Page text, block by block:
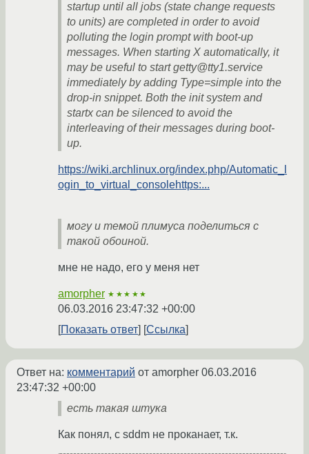
startup until all jobs (state change requests
to units) are completed in order to avoid
polluting the login prompt with boot-up
messages. When starting X automatically, it
may be useful to start getty@tty1.service
immediately by adding Type=simple into the
drop-in snippet. Both the init system and
startx can be silenced to avoid the
interleaving of their messages during boot-
up.
https://wiki.archlinux.org/index.php/Automatic_l
ogin_to_virtual_consolehttps:...
могу и темой плимуса поделиться с
такой обоиной.
мне не надо, его у меня нет
amorpher ★★★★★
06.03.2016 23:47:32 +00:00
Показать ответ
Ссылка
Ответ на: комментарий от amorpher 06.03.2016
23:47:32 +00:00
есть такая штука
Как понял, с sddm не проканает, т.к.